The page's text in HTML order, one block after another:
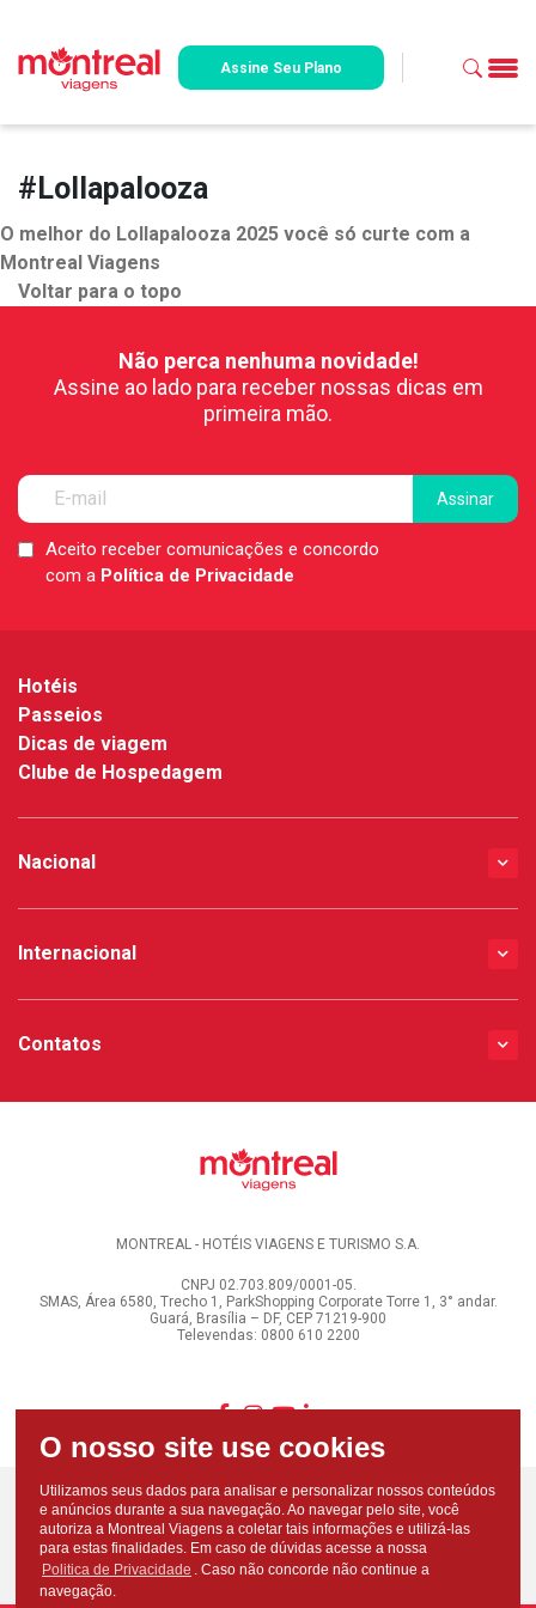
Assine Seu Plano
#Lollapalooza
O melhor do Lollapalooza 2025 você só curte com a
Montreal Viagens
Voltar para o topo
Não perca nenhuma novidade!
Assine ao lado para receber nossas dicas em
primeira mão.
LGPDAceito receber comunicações e concordo
com a Política de Privacidade
Hotéis
Passeios
Dicas de viagem
Clube de Hospedagem
Nacional
Internacional
Contatos
MONTREAL - HOTÉIS VIAGENS E TURISMO S.A.
CNPJ 02.703.809/0001-05.
SMAS, Área 6580, Trecho 1, ParkShopping Corporate Torre 1, 3° andar.
Guará, Brasília – DF, CEP 71219-900
Televendas: 0800 610 2200
Utilizamos seus dados para analisar e personalizar nossos conteúdos
e anúncios durante a sua navegação. Ao navegar pelo site, você
autoriza a Montreal Viagens a coletar tais informações e utilizá-las
para estas finalidades. Em caso de dúvidas acesse a nossa
Politica de Privacidade . Caso não concorde não continue a
navegação.